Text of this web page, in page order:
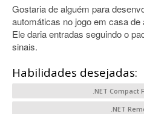
Gostaria de alguém para
automáticas no jogo em casa
Ele daria entradas seguindo o
sinais.
Habilidades desejadas:
.NET Compact
.NET